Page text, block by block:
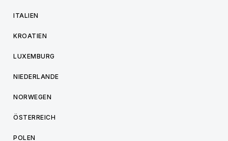
ITALIEN
KROATIEN
LUXEMBURG
NIEDERLANDE
NORWEGEN
ÖSTERREICH
POLEN